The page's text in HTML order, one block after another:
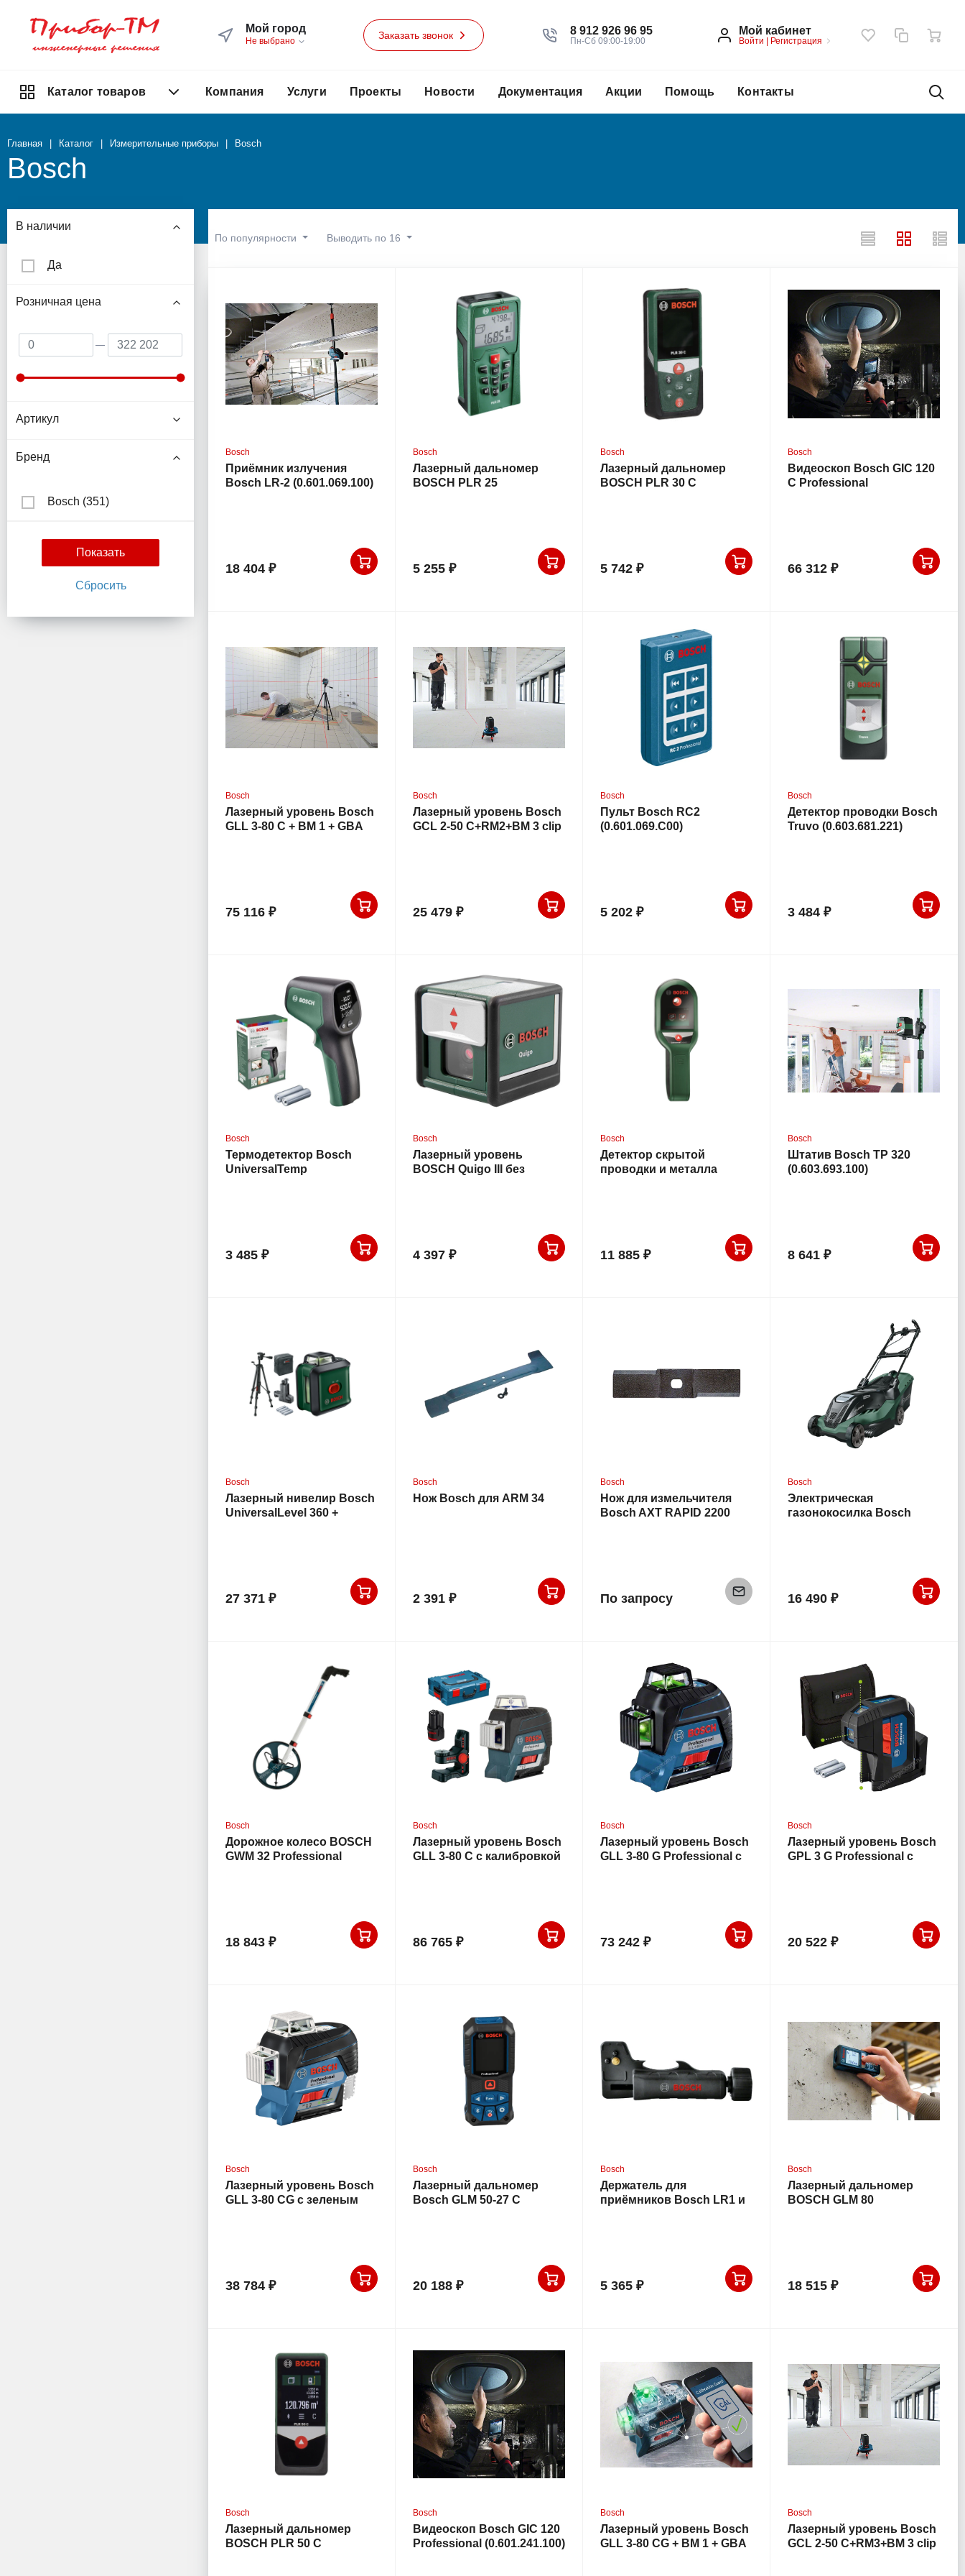
Мой город
Не выбрано
Заказать звонок 8 912 926 96 95
Пн-Сб 09:00-19:00
Мой кабинет
Войти | Регистрация
Каталог товаров Компания Услуги Проекты Новости Документация Акции Помощь Контакты
Главная Каталог Измерительные приборы Bosch
Bosch
По популярности Выводить по 16
Bosch
Приёмник излучения
Bosch LR-2 (0.601.069.100)
18 404 ₽
Bosch
Лазерный дальномер
BOSCH PLR 25
5 255 ₽
Bosch
Лазерный дальномер
BOSCH PLR 30 C
5 742 ₽
Bosch
Видеоскоп Bosch GIC 120
C Professional
66 312 ₽
Bosch
Лазерный уровень Bosch
GLL 3-80 C + BM 1 + GBA
75 116 ₽
Bosch
Лазерный уровень Bosch
GCL 2-50 C+RM2+BM 3 clip
25 479 ₽
Bosch
Пульт Bosch RC2
(0.601.069.C00)
5 202 ₽
Bosch
Детектор проводки Bosch
Truvo (0.603.681.221)
3 484 ₽
Bosch
Термодетектор Bosch
UniversalTemp
3 485 ₽
Bosch
Лазерный уровень
BOSCH Quigo III без
4 397 ₽
Bosch
Детектор скрытой
проводки и металла
11 885 ₽
Bosch
Штатив Bosch TP 320
(0.603.693.100)
8 641 ₽
Bosch
Лазерный нивелир Bosch
UniversalLevel 360 +
27 371 ₽
Bosch
Нож Bosch для ARM 34
2 391 ₽
Bosch
Нож для измельчителя
Bosch AXT RAPID 2200
По запросу
Bosch
Электрическая
газонокосилка Bosch
16 490 ₽
Bosch
Дорожное колесо BOSCH
GWM 32 Professional
18 843 ₽
Bosch
Лазерный уровень Bosch
GLL 3-80 C с калибровкой
86 765 ₽
Bosch
Лазерный уровень Bosch
GLL 3-80 G Professional с
73 242 ₽
Bosch
Лазерный уровень Bosch
GPL 3 G Professional с
20 522 ₽
Bosch
Лазерный уровень Bosch
GLL 3-80 CG с зеленым
38 784 ₽
Bosch
Лазерный дальномер
Bosch GLM 50-27 C
20 188 ₽
Bosch
Держатель для
приёмников Bosch LR1 и
5 365 ₽
Bosch
Лазерный дальномер
BOSCH GLM 80
18 515 ₽
Bosch
Лазерный дальномер
BOSCH PLR 50 C
Bosch
Видеоскоп Bosch GIC 120
Professional (0.601.241.100)
Bosch
Лазерный уровень Bosch
GLL 3-80 CG + BM 1 + GBA
Bosch
Лазерный уровень Bosch
GCL 2-50 C+RM3+BM 3 clip
В наличии
Да
Розничная цена
Артикул
Бренд
Bosch (351)